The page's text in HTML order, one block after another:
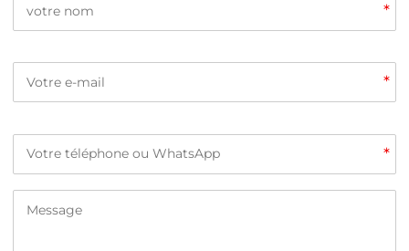
*
*
*